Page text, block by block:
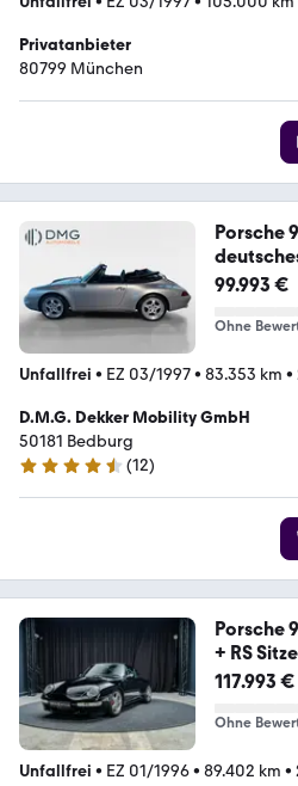
Privatanbieter
80799 München
Porsche
99.993 €
Ohne
Unfallfrei • EZ 03/1997• 83.353 km •
D.M.G. Dekker Mobility GmbH
50181 Bedburg
4.6 Sterne
(12)
Porsche
+ RS
117.993 €
Ohne
Unfallfrei • EZ 01/1996• 89.402 km •